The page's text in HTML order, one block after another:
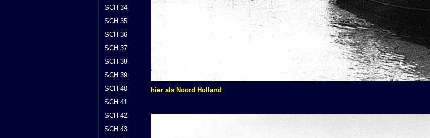
SCH 34
SCH 35
SCH 36
SCH 37
SCH 38
SCH 39
SCH 40
SCH 41
SCH 42
SCH 43
hier als Noord Holland